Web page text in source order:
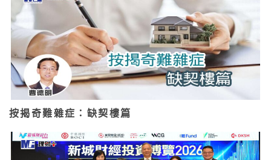
按揭奇難雜症：缺契樓篇